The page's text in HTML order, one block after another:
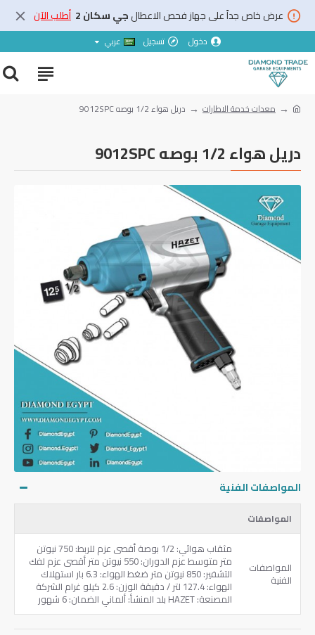
عرض خاص جداً على جهاز فحص الاعطالجي سكان 2 أطلب الآن
دخول تسجيل عربي
معدات خدمة الاطارات دريل هواء 1/2 بوصه 9012SPC
دريل هواء 1/2 بوصه 9012SPC
المواصفات الفنية
المواصفات
المواصفات
الفنية
مثقاب هوائي: 1/2 بوصة أقصى عزم للربط: 750 نيوتن
متر متوسط عزم الدوران: 550 نيوتن متر أقصى عزم لفك
التشفير: 850 نيوتن متر ضغط الهواء: 6.3 بار استهلاك
الهواء: 127.4 لتر / دقيقة الوزن: 2.6 كيلو غرام الشركة
المصنعة: HAZET بلد المنشأ: ألماني الضمان: 6 شهور